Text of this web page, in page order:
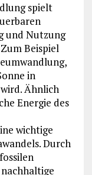
spielt
und Nutzung
Beispiel
in
Ähnlich
Energie des
wichtige
Durch